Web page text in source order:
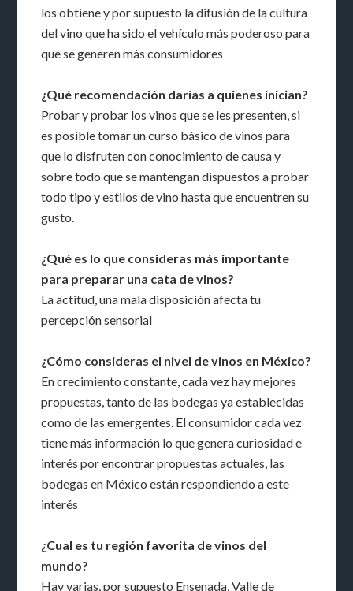
los obtiene y por supuesto la difusión de la cultura
del vino que ha sido el vehículo más poderoso para
que se generen más consumidores
¿Qué recomendación darías a quienes inician?
Probar y probar los vinos que se les presenten, si
es posible tomar un curso básico de vinos para
que lo disfruten con conocimiento de causa y
sobre todo que se mantengan dispuestos a probar
todo tipo y estilos de vino hasta que encuentren su
gusto.
¿Qué es lo que consideras más importante
para preparar una cata de vinos?
La actitud, una mala disposición afecta tu
percepción sensorial
¿Cómo consideras el nivel de vinos en México?
En crecimiento constante, cada vez hay mejores
propuestas, tanto de las bodegas ya establecidas
como de las emergentes. El consumidor cada vez
tiene más información lo que genera curiosidad e
interés por encontrar propuestas actuales, las
bodegas en México están respondiendo a este
interés
¿Cual es tu región favorita de vinos del
mundo?
Hay varias, por supuesto Ensenada, Valle de